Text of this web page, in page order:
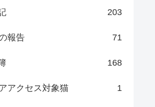
203
報告 71
168
アクセス対象猫 1